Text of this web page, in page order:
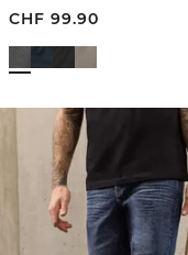
CHF 99.90